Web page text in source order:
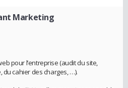
Marketing
pour l’entreprise (audit du site,
cahier des charges, …).